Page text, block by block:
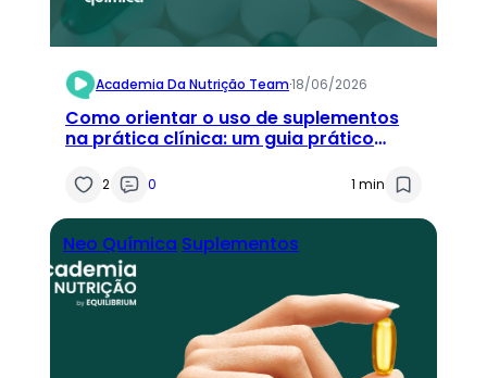
Academia Da Nutrição Team·18/06/2026
Como orientar o uso de suplementos
na prática clínica: um guia prático
2 0 1 min
Neo Química Suplementos